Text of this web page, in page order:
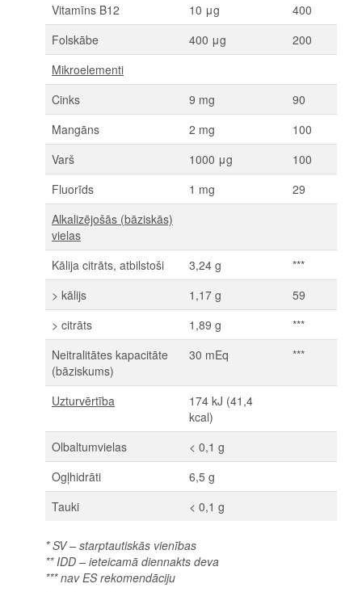
Vitamīns B12
10 μg
400
Folskābe
400 μg
200
Mikroelementi
Cinks
9 mg
90
Mangāns
2 mg
100
Varš
1000 μg
100
Fluorīds
1 mg
29
Alkalizējošās (bāziskās)
vielas
Kālija citrāts, atbilstoši
3,24 g
***
> kālijs
1,17 g
59
> citrāts
1,89 g
***
Neitralitātes kapacitāte
(bāziskums)
30 mEq ***
Uzturvērtība
174 kJ (41,4
kcal)
Olbaltumvielas
< 0,1 g
Ogļhidrāti
6,5 g
Tauki
< 0,1 g
* SV – starptautiskās vienības
** IDD – ieteicamā diennakts deva
*** nav ES rekomendāciju